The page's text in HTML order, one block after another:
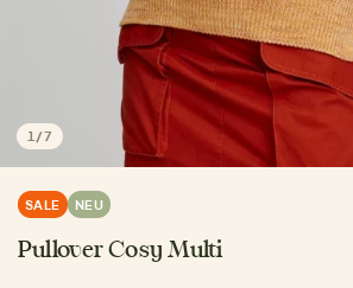
1 /7
SALE NEU
Pullover Cosy Multi